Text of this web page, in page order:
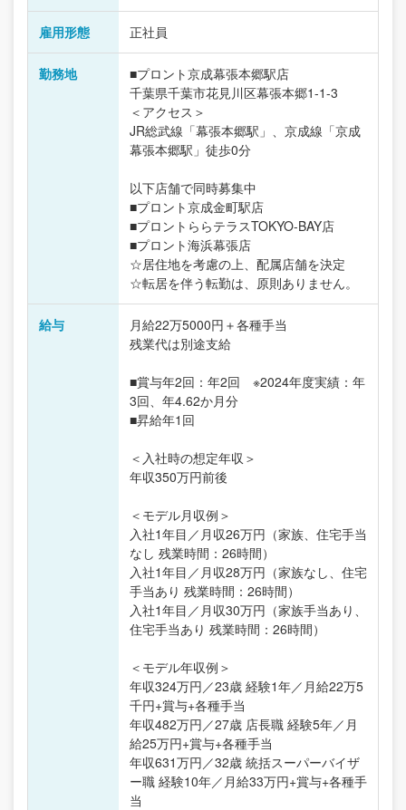
雇用形態 正社員
勤務地
■プロント京成幕張本郷駅店
千葉県千葉市花見川区幕張本郷1-1-3
＜アクセス＞
JR総武線「幕張本郷駅」、京成線「京成
幕張本郷駅」徒歩0分
以下店舗で同時募集中
■プロント京成金町駅店
■プロントららテラスTOKYO-BAY店
■プロント海浜幕張店
☆居住地を考慮の上、配属店舗を決定
☆転居を伴う転勤は、原則ありません。
給与
月給22万5000円＋各種手当
残業代は別途支給
■賞与年2回：年2回 ※2024年度実績：年
3回、年4.62か月分
■昇給年1回
＜入社時の想定年収＞
年収350万円前後
＜モデル月収例＞
入社1年目／月収26万円（家族、住宅手当
なし 残業時間：26時間）
入社1年目／月収28万円（家族なし、住宅
手当あり 残業時間：26時間）
入社1年目／月収30万円（家族手当あり、
住宅手当あり 残業時間：26時間）
＜モデル年収例＞
年収324万円／23歳 経験1年／月給22万5
千円+賞与+各種手当
年収482万円／27歳 店長職 経験5年／月
給25万円+賞与+各種手当
年収631万円／32歳 統括スーパーバイザ
ー職 経験10年／月給33万円+賞与+各種手
当